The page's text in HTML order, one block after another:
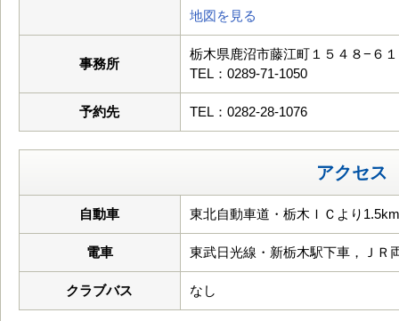
地図を見る
事務所
栃木県鹿沼市藤江町１５４８−６１
TEL：0289-71-1050
予約先 TEL：0282-28-1076
アクセス
自動車 東北自動車道・栃木ＩＣより1.5km
電車 東武日光線・新栃木駅下車，ＪＲ
クラブバス なし